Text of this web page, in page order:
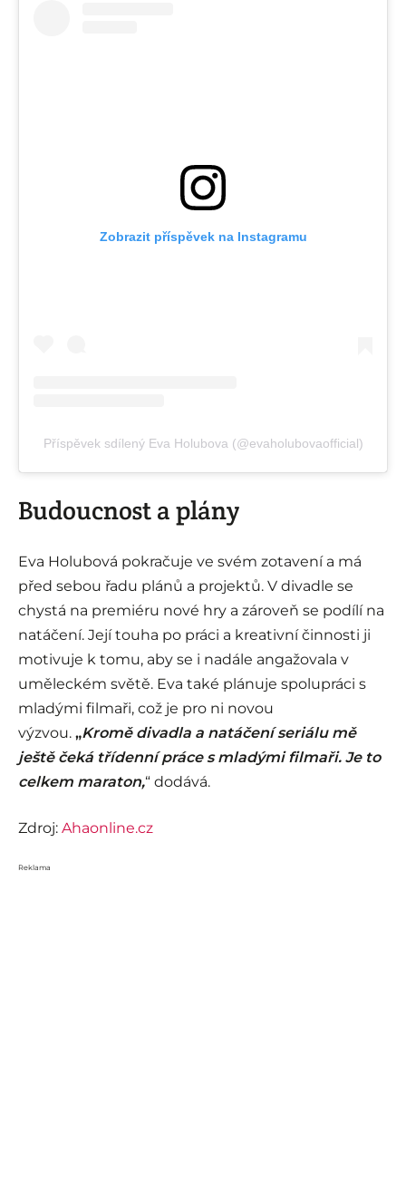
Zobrazit příspěvek na Instagramu
Příspěvek sdílený Eva Holubova (@evaholubovaofficial)
Budoucnost a plány
Eva Holubová pokračuje ve svém zotavení a má
před sebou řadu plánů a projektů. V divadle se
chystá na premiéru nové hry a zároveň se podílí na
natáčení. Její touha po práci a kreativní činnosti ji
motivuje k tomu, aby se i nadále angažovala v
uměleckém světě. Eva také plánuje spolupráci s
mladými filmaři, což je pro ni novou
výzvou. „Kromě divadla a natáčení seriálu mě
ještě čeká třídenní práce s mladými filmaři. Je to
celkem maraton,“ dodává.
Zdroj: Ahaonline.cz
Reklama